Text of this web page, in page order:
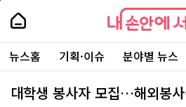
본
로
가
내
손
안
에
서
울
-
서
내
손
에
울
주
요
서
뉴스홈 기획·이슈 분야별 뉴스
대학생 봉사자 모집…해외봉사
페
상
단
로